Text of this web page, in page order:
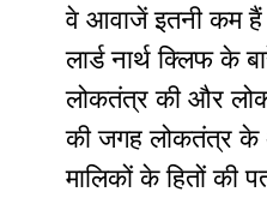
वे आवाजें इतनी कम हैं
लार्ड नार्थ क्लिफ के
लोकतंत्र की और
की जगह लोकतंत्र के
मालिकों के हितों की